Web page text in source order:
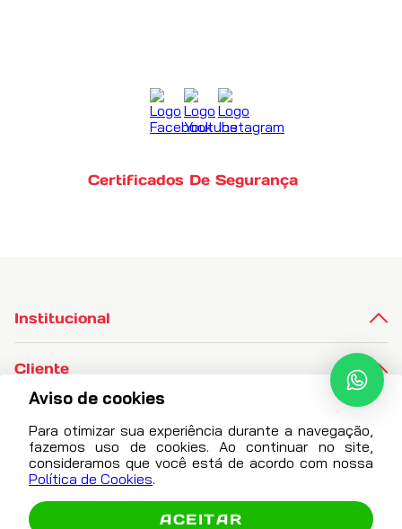
Aviso de cookies
Para otimizar sua experiência durante a navegação,
fazemos uso de cookies. Ao continuar no site,
consideramos que você está de acordo com nossa
Política de Cookies.
ACEITAR
Abrir
Comparador
Certificados De Segurança
Institucional
Cliente
Atendimento
contato@autonext.com.br
(16) 3600-8860